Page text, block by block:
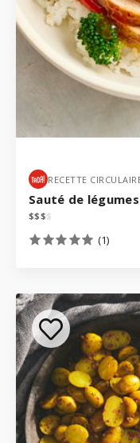
RECETTE
Sauté de
$$$$
(1)